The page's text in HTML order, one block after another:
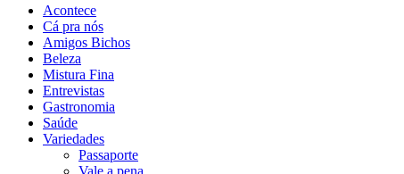
Acontece
Cá pra nós
Amigos Bichos
Beleza
Mistura Fina
Entrevistas
Gastronomia
Saúde
Variedades
Passaporte
Vale a pena